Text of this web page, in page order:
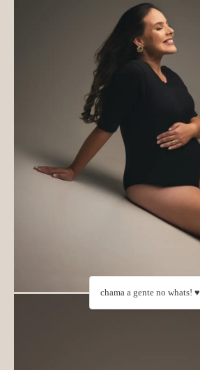
chama a gente no whats! ♥